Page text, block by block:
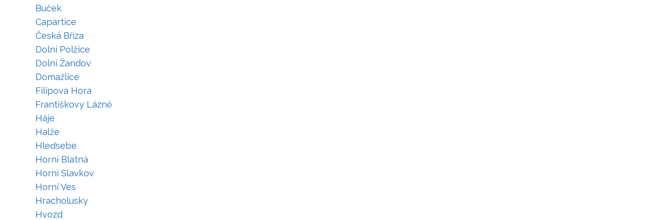
Buček
Capartice
Česká Bříza
Dolní Polžice
Dolní Žandov
Domažlice
Filipova Hora
Františkovy Lázně
Háje
Halže
Hleďsebe
Horní Blatná
Horní Slavkov
Horní Ves
Hracholusky
Hvozd